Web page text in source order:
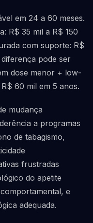
em 24 a 60 meses.
R$ 35 mil a R$ 150
com suporte: R$
pode ser
dose menor + low-
60 mil em 5 anos.
mudança
a programas
de tabagismo,
frustradas
do apetite
e
adequada.